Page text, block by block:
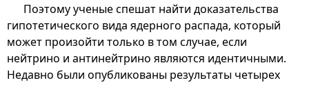
Поэтому ученые спешат найти доказательства
гипотетического вида ядерного распада, который
может произойти только в том случае, если
нейтрино и антинейтрино являются идентичными.
Недавно были опубликованы результаты четырех